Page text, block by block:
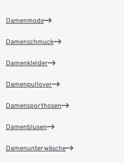
Damenmode
Damenschmuck
Damenkleider
Damenpullover
Damensporthosen
Damenblusen
Damenunterwäsche